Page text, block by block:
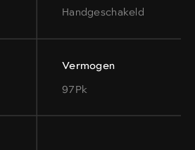
Handgeschakeld
Vermogen
97Pk